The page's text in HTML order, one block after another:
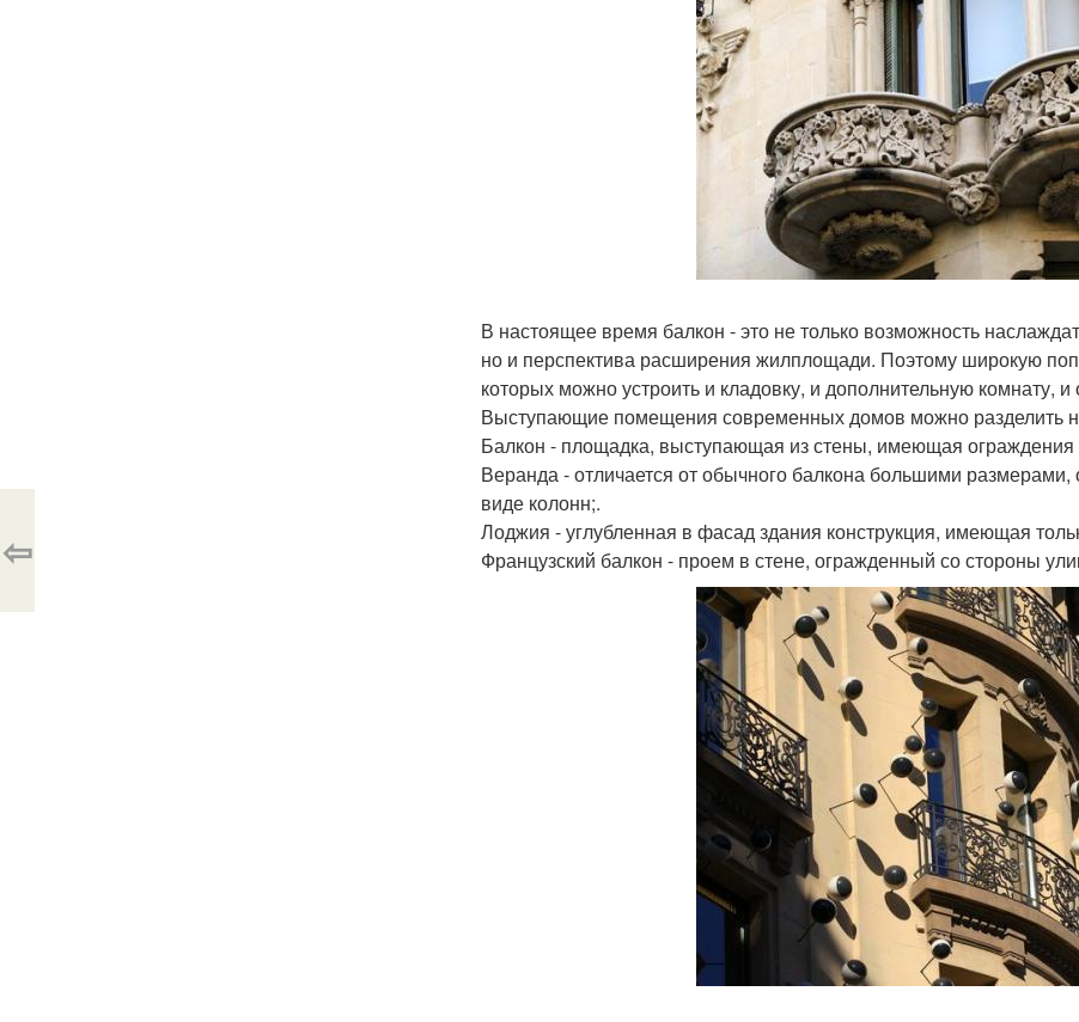
В настоящее время балкон - это не только возможность
но и перспектива расширения жилплощади. Поэтому широкую
которых можно устроить и кладовку, и дополнительную комнату,
Выступающие помещения современных домов можно разделить
Балкон - площадка, выступающая из стены, имеющая ограждения
Веранда - отличается от обычного балкона большими
виде колонн;.
Лоджия - углубленная в фасад здания конструкция, имеющая
Французский балкон - проем в стене, огражденный со стороны
⇦